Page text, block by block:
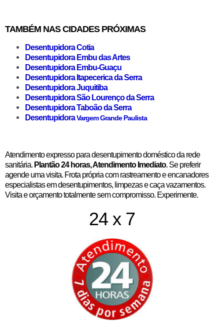
TAMBÉM NAS CIDADES PRÓXIMAS
Desentupidora Cotia
Desentupidora Embu das Artes
Desentupidora Embu-Guaçu
Desentupidora Itapecerica da Serra
Desentupidora Juquitiba
Desentupidora São Lourenço da Serra
Desentupidora Taboão da Serra
DesentupidoraVargem Grande Paulista
Atendimento expresso para desentupimento doméstico da rede
sanitária. Plantão 24 horas, Atendimento Imediato. Se preferir
agende uma visita. Frota própria com rastreamento e encanadores
especialistas em desentupimentos, limpezas e caça vazamentos.
Visita e orçamento totalmente sem compromisso. Experimente.
24 x 7